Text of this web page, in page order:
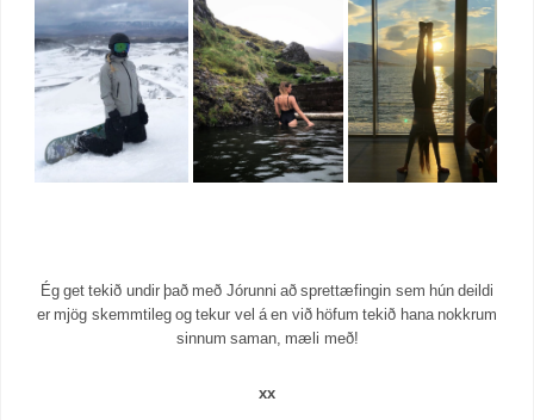
Ég get tekið undir það með Jórunni að sprettæfingin sem hún deildi
er mjög skemmtileg og tekur vel á en við höfum tekið hana nokkrum
sinnum saman, mæli með!
xx